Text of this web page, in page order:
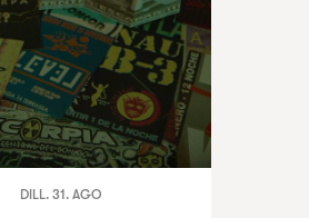
DILL. 31. AGO